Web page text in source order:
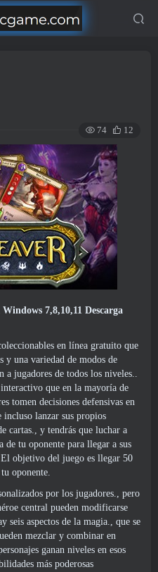
74 12
7,8,10,11 Descarga
en línea gratuito que
y una variedad de modos de
a jugadores de todos los niveles..
que en la mayoría de
tomen decisiones defensivas en
incluso lanzar sus propios
cartas., y tendrás que luchar a
de tu oponente para llegar a sus
objetivo del juego es llegar 50
oponente.
por los jugadores., pero
central pueden modificarse
seis aspectos de la magia., que se
mezclar y combinar en
ganan niveles en esos
más poderosas